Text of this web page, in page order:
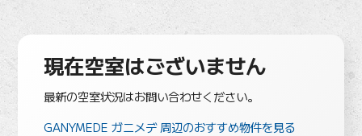
現在空室はございません
最新の空室状況はお問い合わせください。
GANYMEDE ガニメデ 周辺のおすすめ物件を見る